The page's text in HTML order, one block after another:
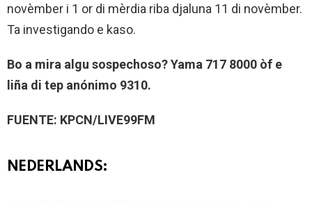
novèmber i 1 or di mèrdia riba djaluna 11 di novèmber.
Ta investigando e kaso.
Bo a mira algu sospechoso? Yama 717 8000 òf e
liña di tep anónimo 9310.
FUENTE: KPCN/LIVE99FM
NEDERLANDS: